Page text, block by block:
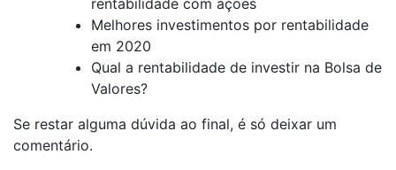
Melhores investimentos por rentabilidade
em 2020
Qual a rentabilidade de investir na Bolsa de
Valores?
Se restar alguma dúvida ao final, é só deixar um
comentário.